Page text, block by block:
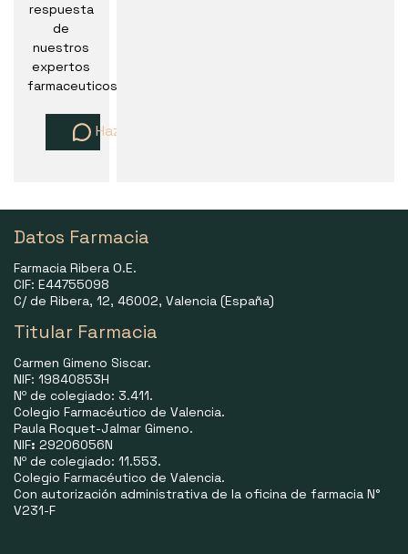
respuesta
de
nuestros
expertos
farmaceuticos
Haz una pregunta
Datos Farmacia
Farmacia Ribera O.E.
CIF: E44755098
C/ de Ribera, 12, 46002, Valencia (España)
Titular Farmacia
Carmen Gimeno Siscar.
NIF: 19840853H
Nº de colegiado: 3.411.
Colegio Farmacéutico de Valencia.
Paula Roquet-Jalmar Gimeno.
NIF: 29206056N
Nº de colegiado: 11.553.
Colegio Farmacéutico de Valencia.
Con autorización administrativa de la oficina de farmacia N°
V231-F